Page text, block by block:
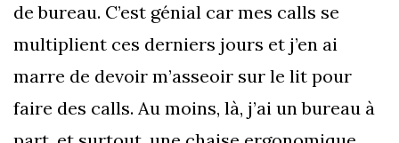
de bureau. C’est génial car mes calls se
multiplient ces derniers jours et j’en ai
marre de devoir m’asseoir sur le lit pour
faire des calls. Au moins, là, j’ai un bureau à